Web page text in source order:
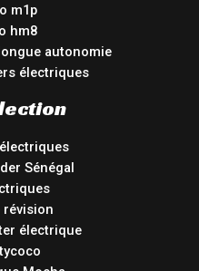
m1p
hm8
autonomie
électriques
Sénégal
révision
électrique